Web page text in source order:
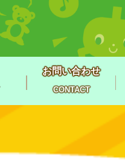
お問い合わせ
CONTACT